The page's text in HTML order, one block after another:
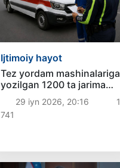
Ijtimoiy hayot
Tez yordam mashinalariga
yozilgan 1200 ta jarima
bekor qilindi
29 iyn 2026, 20:16
1
741